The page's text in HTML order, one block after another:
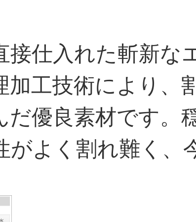
仕入れた斬新な
工技術により、
優良素材です。
がよく割れ難く、